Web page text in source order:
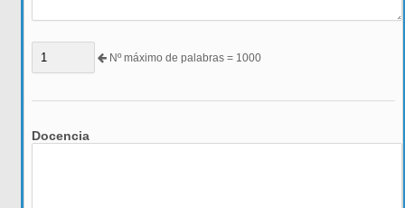
Nº máximo de palabras = 1000
Docencia